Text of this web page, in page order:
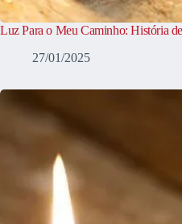
Luz Para o Meu Caminho: História
27/01/2025